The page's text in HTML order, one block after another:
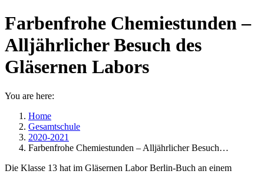
Farbenfrohe Chemiestunden –
Alljährlicher Besuch des
Gläsernen Labors
You are here:
Home
Gesamtschule
2020-2021
Farbenfrohe Chemiestunden – Alljährlicher Besuch…
Die Klasse 13 hat im Gläsernen Labor Berlin-Buch an einem